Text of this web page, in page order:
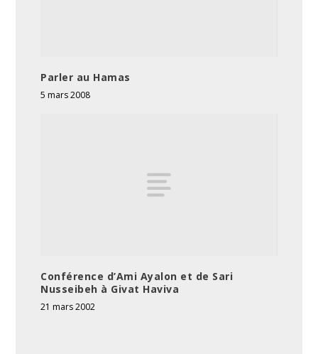
Parler au Hamas
5 mars 2008
Conférence d’Ami Ayalon et de Sari
Nusseibeh à Givat Haviva
21 mars 2002